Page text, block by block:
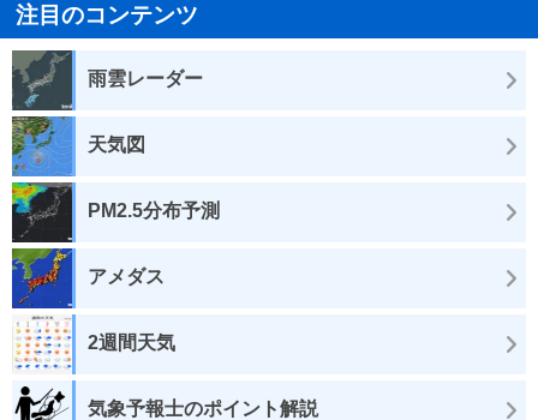
注目のコンテンツ
雨雲レーダー
天気図
PM2.5分布予測
アメダス
2週間天気
気象予報士のポイント解説